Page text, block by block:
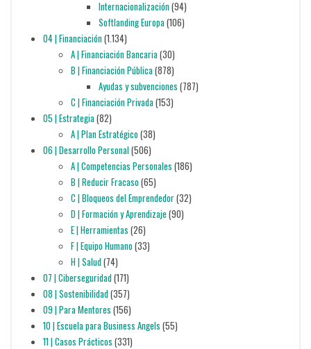
Internacionalización(94)
Softlanding Europa(106)
04 | Financiación(1.134)
A | Financiación Bancaria(30)
B | Financiación Pública(878)
Ayudas y subvenciones (787)
C | Financiación Privada(153)
05 | Estrategia(82)
A | Plan Estratégico(38)
06 | Desarrollo Personal(506)
A | Competencias Personales (186)
B | Reducir Fracaso(65)
C | Bloqueos del Emprendedor(32)
D | Formación y Aprendizaje (90)
E | Herramientas (26)
F | Equipo Humano(33)
H | Salud(74)
07 | Ciberseguridad(171)
08 | Sostenibilidad(357)
09 | Para Mentores (156)
10 | Escuela para Business Angels (55)
11 | Casos Prácticos (331)